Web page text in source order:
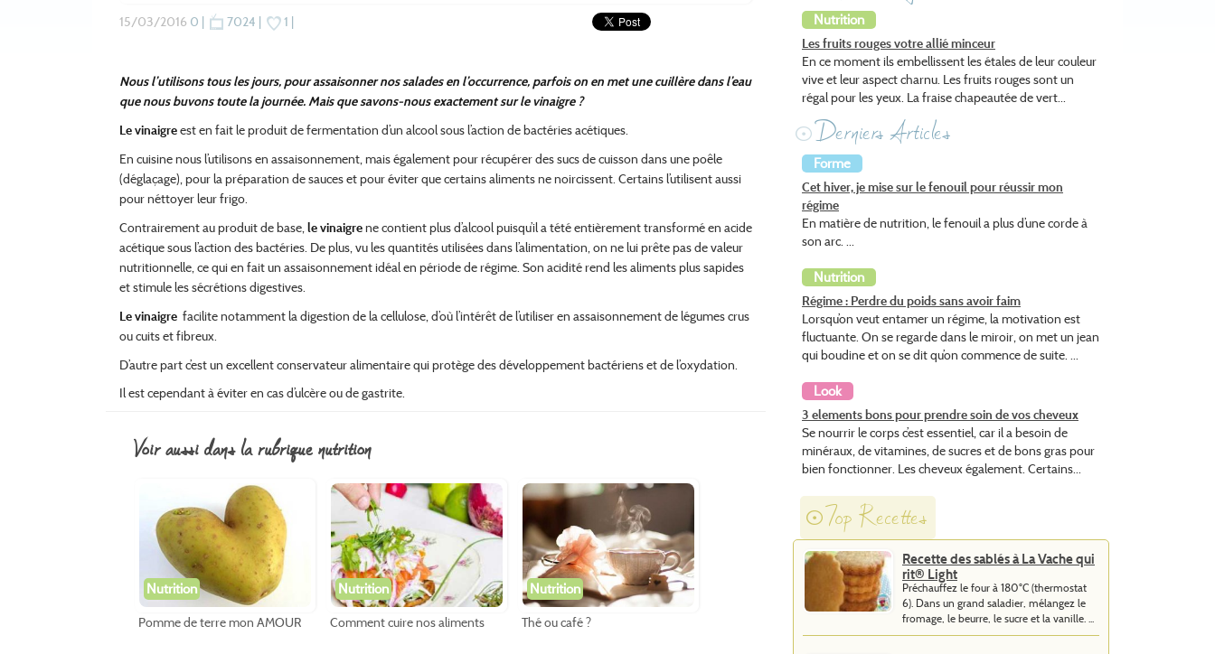
15/03/2016 0 | 7024 | 1 |
Nous l’utilisons tous les jours, pour assaisonner nos salades en l’occurrence, parfois on en met unecuillère dans l’eau
que nous buvons toute la journée. Mais que savons-nous exactement sur levinaigre ?
Le vinaigreest en fait le produit de fermentation d’un alcool sous l’action de bactéries acétiques.
En cuisine nous l’utilisons en assaisonnement, mais également pour récupérer des sucs de cuisson dansune poêle
(déglaçage), pour la préparation de sauces et pour éviter que certains aliments nenoircissent. Certains l’utilisent aussi
pour néttoyer leur frigo.
Contrairement au produit de base,le vinaigrene contient plus d’alcool puisqu’il a tété entièrementtransformé en acide
acétique sous l’action des bactéries. De plus, vu les quantités utilisées dansl’alimentation, on ne lui prête pas de valeur
nutritionnelle, ce qui en fait un assaisonnement idéal en période de régime. Son acidité rend les aliments plus sapides
et stimule les sécrétions digestives.
Le vinaigre facilite notamment la digestion de la cellulose, d’où l’intérêt de l’utiliser en assaisonnement delégumes crus
ou cuits et fibreux.
D’autre part c’est un excellent conservateur alimentaire qui protège des développement bactérienset de l’oxydation.
Il est cependant à éviter en cas d’ulcère ou de gastrite.
voir aussi dans la rubrique nutrition
Nutrition
Pomme de terre mon AMOUR
Nutrition
Comment cuire nos aliments
Nutrition
Thé ou café ?
Nutrition
Les fruits rouges votre allié minceur
En ce moment ils embellissent les étales de leur couleur
vive et leur aspect charnu. Les fruits rouges sont un
régal pour les yeux. La fraise chapeautée de vert...
Derniers Articles
Forme
Cet hiver, je mise sur le fenouil pour réussir mon
régime
En matière de nutrition, le fenouil a plus d’une corde à
son arc. ...
Nutrition
Régime : Perdre du poids sans avoir faim
Lorsqu’on veut entamer un régime, la motivation est
fluctuante. On se regarde dans le miroir, on met un jean
qui boudine et on se dit qu’on commence de suite. ...
Look
3 elements bons pour prendre soin de vos cheveux
Se nourrir le corps c’est essentiel, car il a besoin de
minéraux, de vitamines, de sucres et de bons gras pour
bien fonctionner. Les cheveux également. Certains...
Top Recettes
Recette des sablés à La Vache qui
rit® Light
Préchauffez le four à 180°C (thermostat
6). Dans un grand saladier, mélangez le
fromage, le beurre, le sucre et la vanille. ...